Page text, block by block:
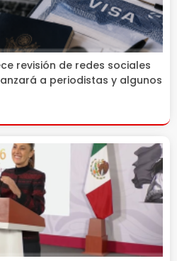
revisión de redes sociales
a periodistas y algunos